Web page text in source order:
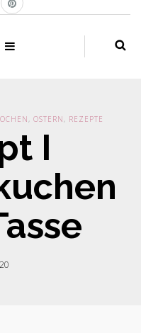
, OSTERN, REZEPTE
I